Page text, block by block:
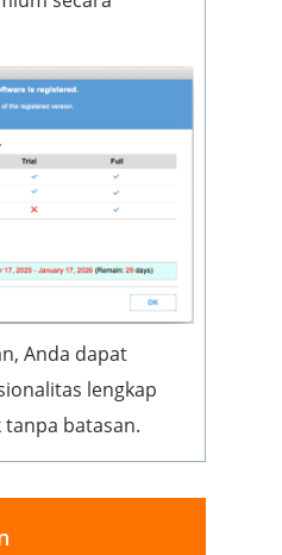
Anda dapat
lengkap
batasan.